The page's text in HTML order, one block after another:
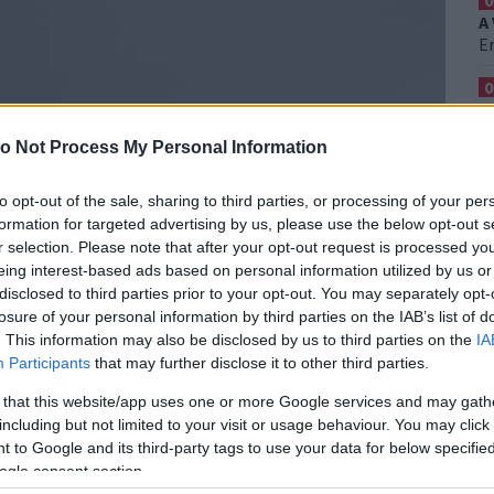
Not Process My Personal Information
opt-out of the sale, sharing to third parties, or processing of your
for targeted advertising by us, please use the below opt-out
selection. Please note that after your opt-out request is processed
interest-based ads based on personal information utilized by us
to third parties prior to your opt-out. You may separately
of your personal information by third parties on the IAB’s list of
This information may also be disclosed by us to third parties on the
Participants that may further disclose it to other third parties.
that this website/app uses one or more Google services and may
but not limited to your visit or usage behaviour. You may
to Google and its third-party tags to use your data for below
consent section.
United Airlines járat Salt Lake
a pilótafülke ablaka hirtelen
11 ezer méteren.
Angelesbe tartott. A United Airlines US 1093-as
utazómagasságon haladt, amikor a
incidensről készült képek. Az egyiken a pilóta vérző
sérült meg, a pilótafülkét beborították az
járata biztonságosan leszállt Salt Lake Cityben,
A